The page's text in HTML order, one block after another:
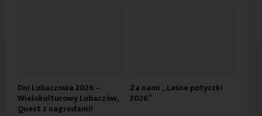
Dni Lubaczowa 2026 –
Wielokulturowy Lubaczów,
Quest z nagrodami!
Za nami „Leśne potyczki
2026”